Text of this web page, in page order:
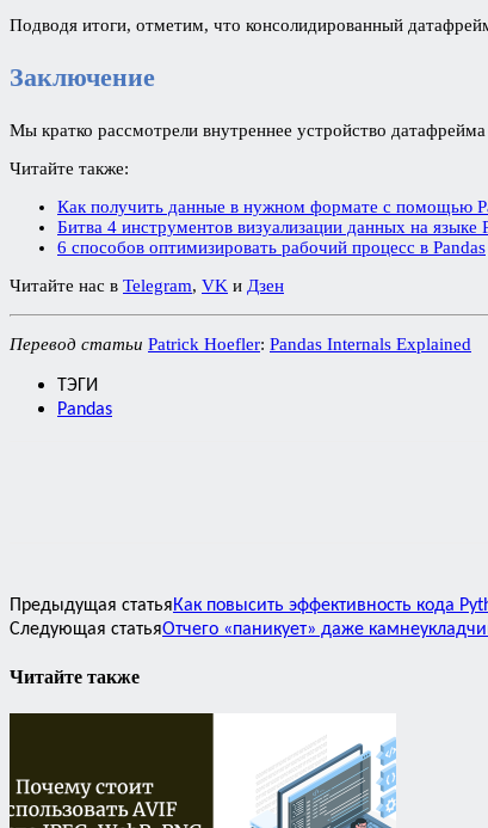
Подводя итоги, отметим, что консолидированный
Заключение
Мы кратко рассмотрели внутреннее устройство датафрейма
Читайте также:
Как получить данные в нужном формате с помощью
Битва 4 инструментов визуализации данных на языке
6 способов оптимизировать рабочий процесс в Pandas
Читайте нас в Telegram, VK и Дзен
Перевод статьи Patrick Hoefler: Pandas Internals Explained
ТЭГИ
Pandas
Предыдущая статьяКак повысить эффективность кода
Следующая статьяОтчего «паникует» даже
Читайте также